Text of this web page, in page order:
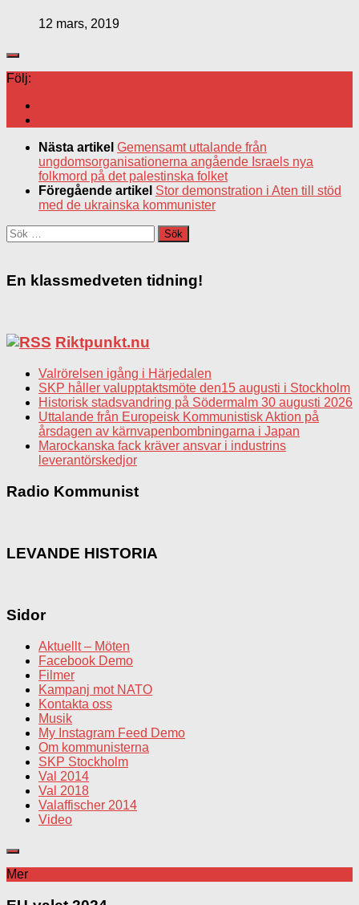
12 mars, 2019
Följ:
Nästa artikel Gemensamt uttalande från
ungdomsorganisationerna angående Israels nya
folkmord på det palestinska folket
Föregående artikel Stor demonstration i Aten till stöd
med de ukrainska kommunister
Sök
efter:
En klassmedveten tidning!
Riktpunkt.nu
Valrörelsen igång i Härjedalen
SKP håller valupptaktsmöte den15 augusti i Stockholm
Historisk stadsvandring på Södermalm 30 augusti 2026
Uttalande från Europeisk Kommunistisk Aktion på
årsdagen av kärnvapenbombningarna i Japan
Marockanska fack kräver ansvar i industrins
leverantörskedjor
Radio Kommunist
LEVANDE HISTORIA
Sidor
Aktuellt – Möten
Facebook Demo
Filmer
Kampanj mot NATO
Kontakta oss
Musik
My Instagram Feed Demo
Om kommunisterna
SKP Stockholm
Val 2014
Val 2018
Valaffischer 2014
Video
Mer